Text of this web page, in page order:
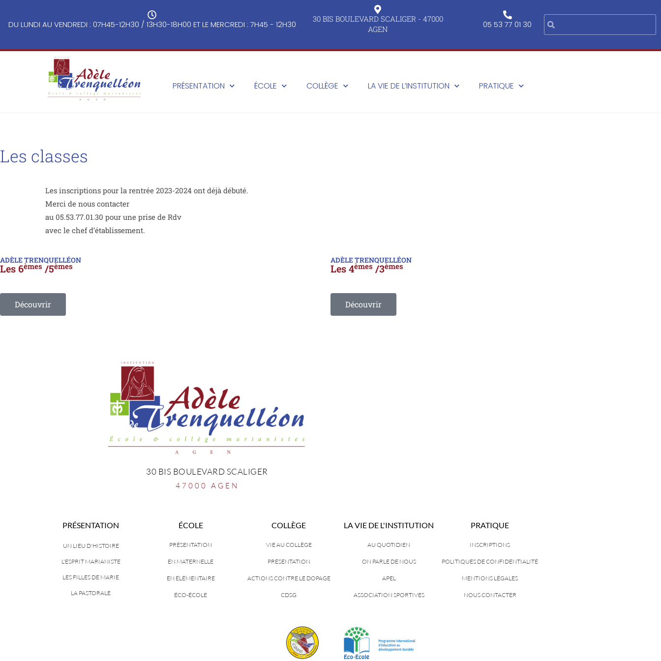
DU LUNDI AU VENDREDI : 07H45-12H30 / 13H30-18H00 ET LE MERCREDI : 7H45 - 12H30
30 BIS BOULEVARD SCALIGER - 47000
AGEN
05 53 77 01 30
PRÉSENTATION ÉCOLE COLLÈGE LA VIE DE L’INSTITUTION PRATIQUE
Les classes
Les inscriptions pour la rentrée 2023-2024 ont déjà débuté.
Merci de nous contacter
au 05.53.77.01.30 pour une prise de Rdv
avec le chef d’établissement.
ADÈLE TRENQUELLÉON
Les 6èmes /5èmes
Découvrir
ADÈLE TRENQUELLÉON
Les 4èmes /3èmes
Découvrir
30 BIS BOULEVARD SCALIGER
47000 AGEN
PRÉSENTATION
UN LIEU D'HISTOIRE
L'ESPRIT MARIANISTE
LES FILLES DE MARIE
LA PASTORALE
ÉCOLE
PRÉSENTATION
EN MATERNELLE
EN ÉLÉMENTAIRE
ÉCO-ÉCOLE
COLLÈGE
VIE AU COLLÈGE
PRÉSENTATION
ACTIONS CONTRE LE DOPAGE
CDSG
LA VIE DE L'INSTITUTION
AU QUOTIDIEN
ON PARLE DE NOUS
APEL
ASSOCIATION SPORTIVES
PRATIQUE
INSCRIPTIONS
POLITIQUES DE CONFIDENTIALITÉ
MENTIONS LÉGALES
NOUS CONTACTER